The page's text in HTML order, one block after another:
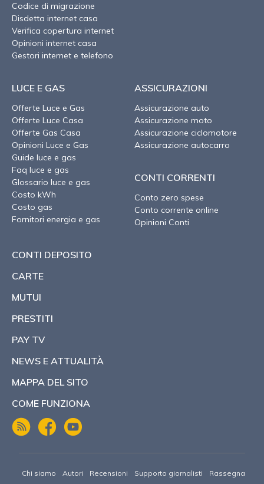
Codice di migrazione
Disdetta internet casa
Verifica copertura internet
Opinioni internet casa
Gestori internet e telefono
LUCE E GAS
Offerte Luce e Gas
Offerte Luce Casa
Offerte Gas Casa
Opinioni Luce e Gas
Guide luce e gas
Faq luce e gas
Glossario luce e gas
Costo kWh
Costo gas
Fornitori energia e gas
ASSICURAZIONI
Assicurazione auto
Assicurazione moto
Assicurazione ciclomotore
Assicurazione autocarro
CONTI CORRENTI
Conto zero spese
Conto corrente online
Opinioni Conti
CONTI DEPOSITO
CARTE
MUTUI
PRESTITI
PAY TV
NEWS E ATTUALITÀ
MAPPA DEL SITO
COME FUNZIONA
Chi siamo Autori Recensioni Supporto giornalisti
Rassegna